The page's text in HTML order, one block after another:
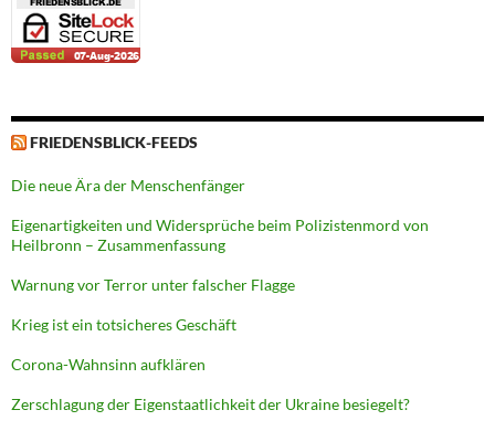
FRIEDENSBLICK-FEEDS
Die neue Ära der Menschenfänger
Eigenartigkeiten und Widersprüche beim Polizistenmord von
Heilbronn – Zusammenfassung
Warnung vor Terror unter falscher Flagge
Krieg ist ein totsicheres Geschäft
Corona-Wahnsinn aufklären
Zerschlagung der Eigenstaatlichkeit der Ukraine besiegelt?